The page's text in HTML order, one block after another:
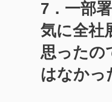
7．一部
気に全社
思ったの
はなかっ